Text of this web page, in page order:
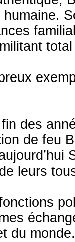
des
de feu
leurs
du monde.